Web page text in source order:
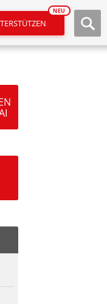
NEU